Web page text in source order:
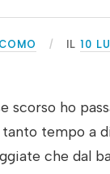
IL10
scorso ho
tempo a
che dal